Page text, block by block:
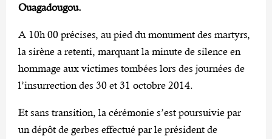
Ouagadougou.
A 10h 00 précises, au pied du monument des martyrs,
la sirène a retenti, marquant la minute de silence en
hommage aux victimes tombées lors des journées de
l’insurrection des 30 et 31 octobre 2014.
Et sans transition, la cérémonie s’est poursuivie par
un dépôt de gerbes effectué par le président de